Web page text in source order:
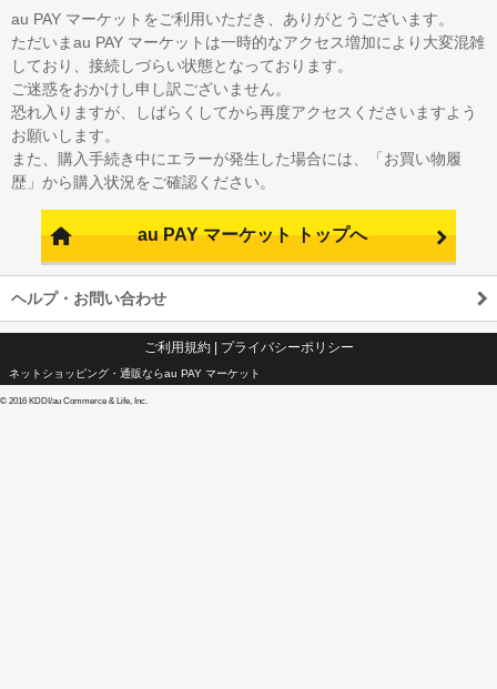
au PAY マーケットをご利用いただき、ありがとうございます。
ただいまau PAY マーケットは一時的なアクセス増加により大変混雑
しており、接続しづらい状態となっております。
ご迷惑をおかけし申し訳ございません。
恐れ入りますが、しばらくしてから再度アクセスくださいますよう
お願いします。
また、購入手続き中にエラーが発生した場合には、「お買い物履
歴」から購入状況をご確認ください。
au PAY マーケット トップへ
ヘルプ・お問い合わせ
ご利用規約| プライバシーポリシー
ネットショッピング・通販ならau PAY マーケット
© 2016 KDDI/au Commerce & Life, Inc.